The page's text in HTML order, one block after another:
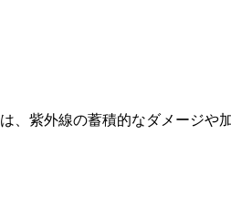
は、紫外線の蓄積的なダメージや